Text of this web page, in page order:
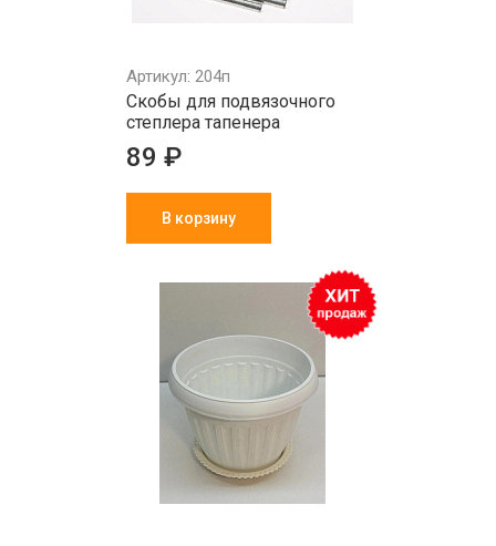
Артикул: 204п
Скобы для подвязочного
степлера тапенера
89 ₽
В корзину